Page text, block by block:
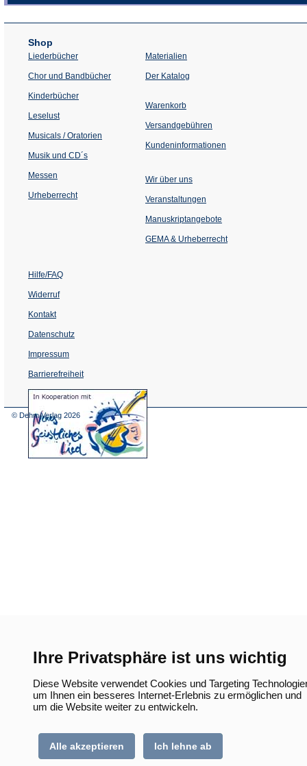
Ihre Privatsphäre ist uns wichtig
Diese Website verwendet Cookies und Targeting
um Ihnen ein besseres Internet-Erlebnis zu ermöglichen und
um die Website weiter zu entwickeln.
Alle akzeptieren Ich lehne ab
Shop
Liederbücher
Chor und Bandbücher
Kinderbücher
Leselust
Musicals / Oratorien
Musik und CD´s
Messen
Urheberrecht
Materialien
Der Katalog
Warenkorb
Versandgebühren
Kundeninformationen
Wir über uns
Veranstaltungen
einem
Tab)
Manuskriptangebote
GEMA & Urheberrecht
Hilfe/FAQ
Widerruf
Kontakt
Datenschutz
Impressum
Barrierefreiheit
(Öffnet
in
© Dehm Verlag 2026